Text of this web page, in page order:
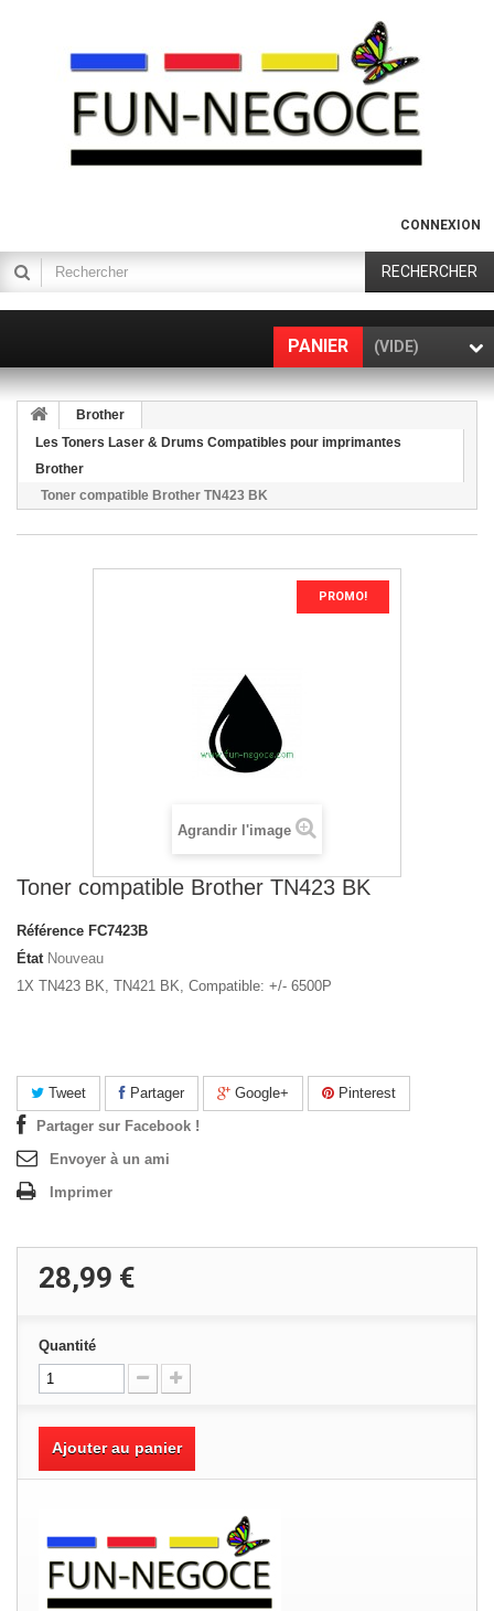
CONNEXION
RECHERCHER
PANIER (VIDE)
Brother
Les Toners Laser & Drums Compatibles pour imprimantes
Brother
Toner compatible Brother TN423 BK
PROMO!
Agrandir l'image
Toner compatible Brother TN423 BK
Référence FC7423B
État Nouveau
1X TN423 BK, TN421 BK, Compatible: +/- 6500P
Tweet Partager Google+
Pinterest
Partager sur Facebook !
Envoyer à un ami
Imprimer
28,99 €
Quantité
Ajouter au panier